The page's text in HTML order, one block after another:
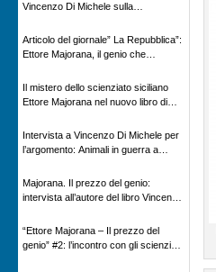
Vincenzo Di Michele sulla
Articolo del giornale” La Repubblica”:
Ettore Majorana, il genio che
Il mistero dello scienziato siciliano
Ettore Majorana nel nuovo libro di
Adnkronos
Intervista a Vincenzo Di Michele per
l’argomento: Animali in guerra a
in onda su Espansione TV
Majorana. Il prezzo del genio:
intervista all’autore del libro Vincenzo
“Ettore Majorana ‒ Il prezzo del
genio” #2: l’incontro con gli scienziati